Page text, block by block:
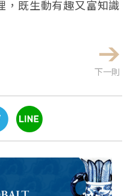
，既生動有趣又富知識
下一則